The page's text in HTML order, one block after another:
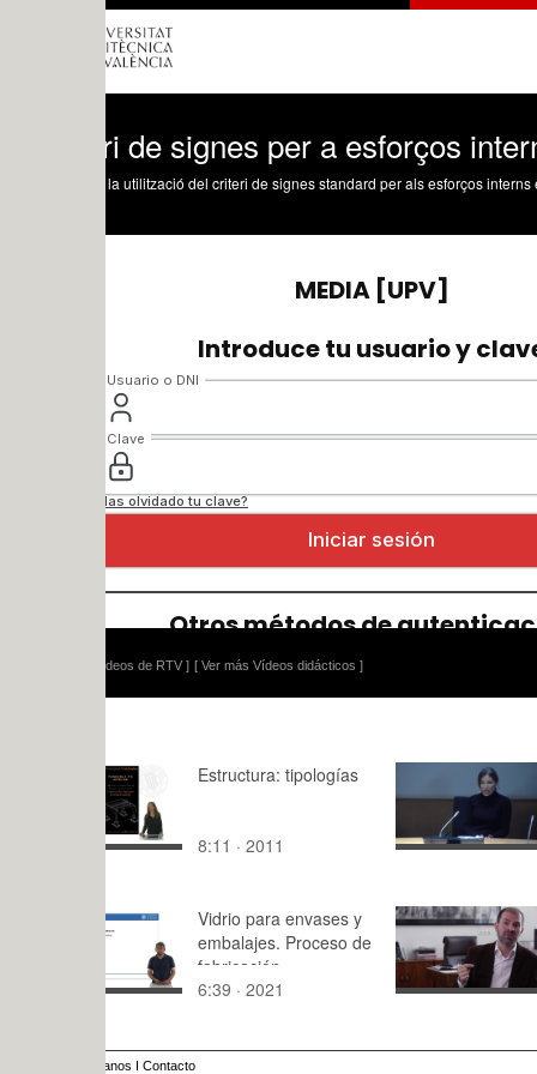
de signes per a esforços interns en
[ Ver más Vídeos didácticos ]
Estructura: tipologías
8:11 · 2011
Mundial
Martí
humana a
las redes
90:42 ·
Vidrio para envases y
embalajes. Proceso de
fabricación.
6:39 · 2021
UPV
68:21 ·